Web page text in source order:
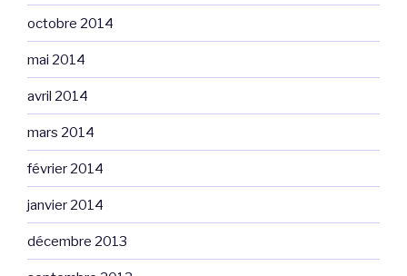
octobre 2014
mai 2014
avril 2014
mars 2014
février 2014
janvier 2014
décembre 2013